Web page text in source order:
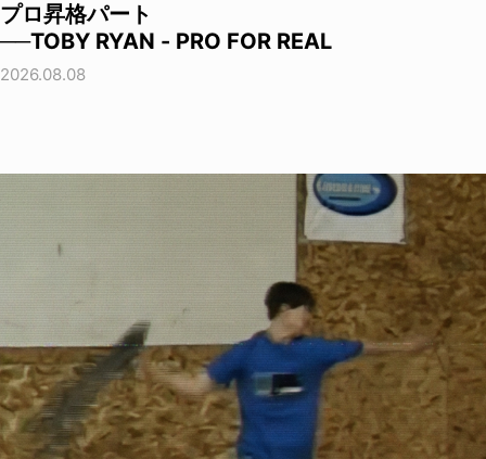
プロ昇格パート
──TOBY RYAN - PRO FOR REAL
2026.08.08